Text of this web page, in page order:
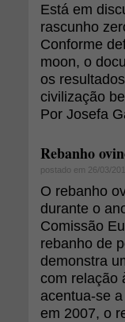
Está em
rascunho
Conforme
moon, o
os
civilização
Por Josefa
Rebanho
postado em 26/03/
O rebanho
durante o
Comissão
rebanho de
demonstra
com relação
acentua-se
em 2007, o